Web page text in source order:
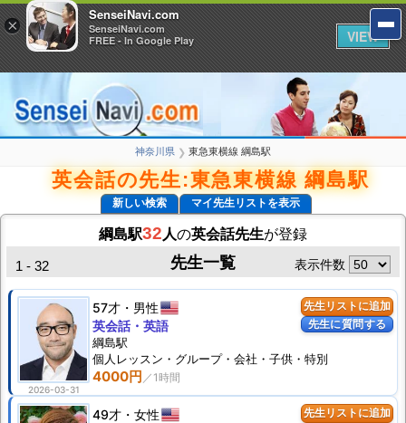
神奈川県 ❯ 東急東横線 綱島駅
英会話の先生:東急東横線 綱島駅
新しい検索 マイ先生リストを表示
綱島駅32 人の英会話先生が登録
先生一覧
1 - 32 表示件数
先生リストに追加
先生に質問する
2026-03-31
57才 男性
4000円
英会話・英語
綱島駅
個人 レッスン ・グループ・会社・子供・特別
先生リストに追加
49才 女性
×
SenseiNavi.com
SenseiNavi.com
FREE - In Google Play
VIEW
×
SenseiNavi.com
SenseiNavi.com
FREE - In Google Play
VIEW